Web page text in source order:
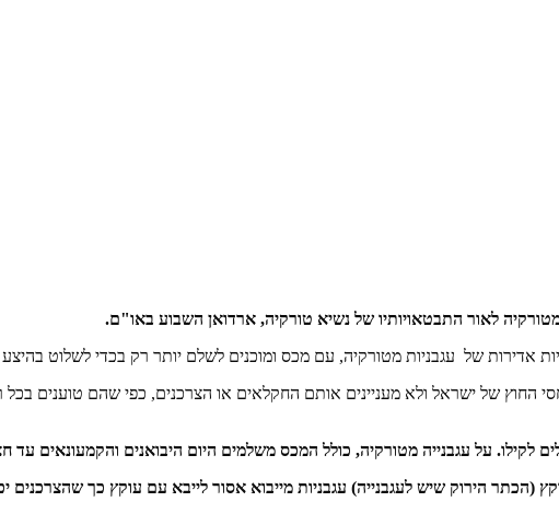
מטורקיה לאור התבטאויותיו של נשיא טורקיה, ארדואן השבוע באו"ם.
אדירות של עגבניות מטורקיה, עם מכס ומוכנים לשלם יותר רק בכדי לשלוט
החוץ של ישראל ולא מעניינים אותם החקלאים או הצרכנים, כפי שהם טוענים
(הכתר הירוק שיש לעגבנייה) עגבניות מייבוא אסור לייבא עם עוקץ כך שהצרכנים